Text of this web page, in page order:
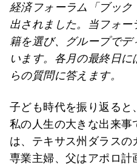
経済フォーラム「ブック
出されました。当フォ
籍を選び、グループで
います。各月の最終日
らの質問に答えます。
子ども時代を振り返ると
私の人生の大きな出来事
は、テキサス州ダラス
専業主婦、父はアポロ